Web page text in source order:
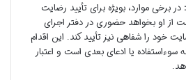
در برخی موارد، بویژه برای تأیید رضایت
از او بخواهد حضوری در دفتر اجرای
خود را شفاهی نیز تأیید کند. این اقدام
سوءاستفاده یا ادعای بعدی است و اعتبار